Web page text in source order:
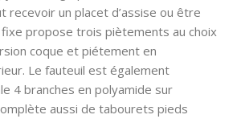
recevoir un placet d’assise ou être
propose trois piètements au choix
coque et piétement en
Le fauteuil est également
4 branches en polyamide sur
aussi de tabourets pieds